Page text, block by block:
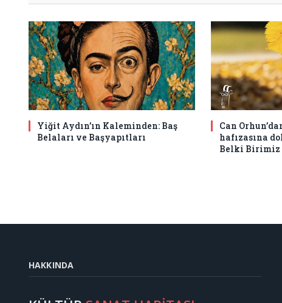
Yiğit Aydın’ın Kaleminden: Baş
Belaları ve Başyapıtları
Can
hafızasına
Belki Birimiz
HAKKINDA